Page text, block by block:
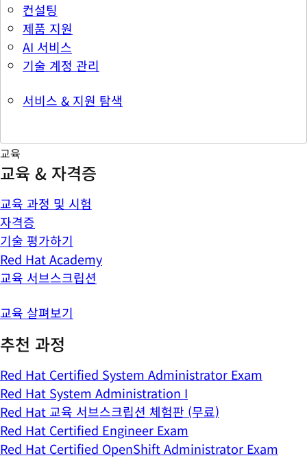
컨설팅
제품 지원
AI 서비스
기술 계정 관리
서비스 & 지원 탐색
교육
교육 & 자격증
교육 과정 및 시험
자격증
기술 평가하기
Red Hat Academy
교육 서브스크립션
교육 살펴보기
추천 과정
Red Hat Certified System Administrator Exam
Red Hat System Administration I
Red Hat 교육 서브스크립션 체험판 (무료)
Red Hat Certified Engineer Exam
Red Hat Certified OpenShift Administrator Exam